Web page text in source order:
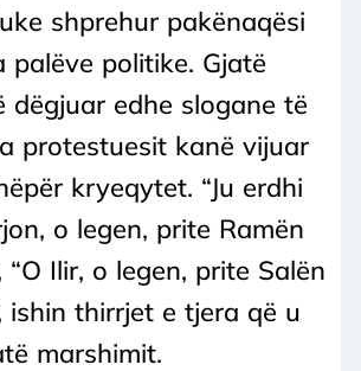
shprehur pakënaqësi
palëve politike. Gjatë
dëgjuar edhe slogane të
protestuesit kanë vijuar
kryeqytet. “Ju erdhi
o legen, prite Ramën
“O Ilir, o legen, prite Salën
ishin thirrjet e tjera që u
marshimit.